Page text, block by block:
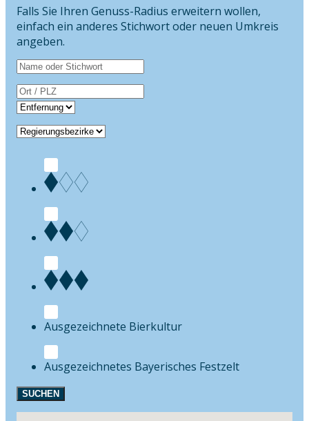
Falls Sie Ihren Genuss-Radius erweitern wollen,
einfach ein anderes Stichwort oder neuen Umkreis
angeben.
Bierkultur
Festzelt
SUCHEN